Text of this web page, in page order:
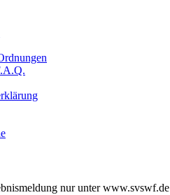
nur unter www.svswf.de